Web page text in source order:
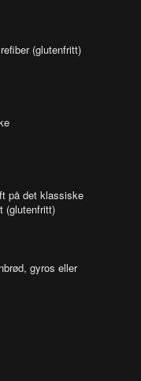
(glutenfritt)
på det klassiske
(glutenfritt)
gyros eller